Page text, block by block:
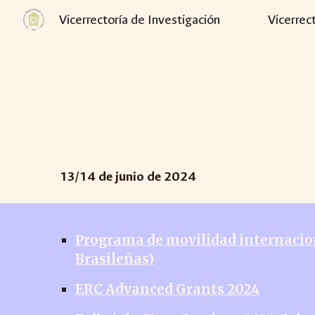
Vicerrectoría de Investigación
13/14 de junio de 2024
Programa de movilidad
Brasileñas)
ERC Advanced Grants 2024